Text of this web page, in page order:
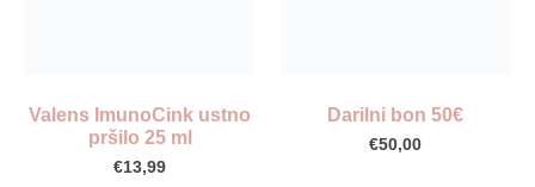
Valens ImunoCink ustno
pršilo 25 ml
€13,99
Darilni bon 50€
€50,00